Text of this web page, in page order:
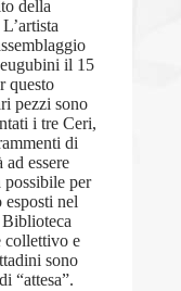
della
il 15
questo
pezzi sono
i tre Ceri,
di
essere
possibile per
nel
collettivo e
sono
“attesa”.